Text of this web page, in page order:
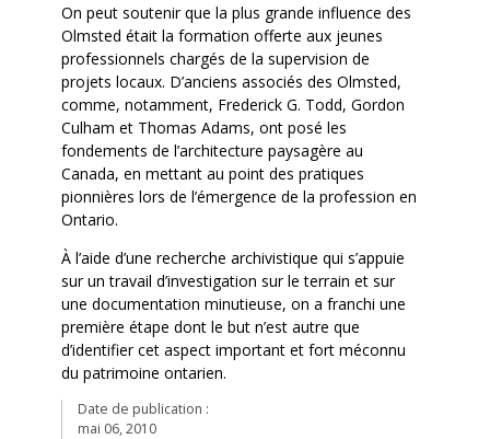
Date de publication :
mai 06, 2010
On peut soutenir que la plus grande influence des
Olmsted était la formation offerte aux jeunes
professionnels chargés de la supervision de
projets locaux. D’anciens associés des Olmsted,
comme, notamment, Frederick G. Todd, Gordon
Culham et Thomas Adams, ont posé les
fondements de l’architecture paysagère au
Canada, en mettant au point des pratiques
pionnières lors de l’émergence de la profession en
Ontario.
À l’aide d’une recherche archivistique qui s’appuie
sur un travail d’investigation sur le terrain et sur
une documentation minutieuse, on a franchi une
première étape dont le but n’est autre que
d’identifier cet aspect important et fort méconnu
du patrimoine ontarien.